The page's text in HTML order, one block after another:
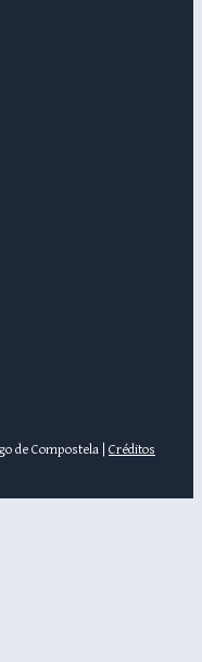
de Compostela | Créditos